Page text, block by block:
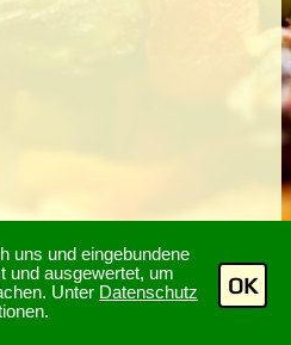
uns und eingebundene
und ausgewertet, um
Unter Datenschutz
OK